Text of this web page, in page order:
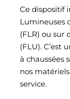
Ce dispositif
Lumineuses
(FLR) ou sur
(FLU). C’est
à chaussées
nos
service.